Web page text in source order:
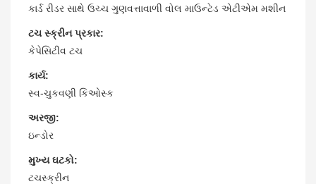
કાર્ડ રીડર સાથે ઉચ્ચ ગુણવત્તાવાળી વોલ માઉન્ટેડ એટીએમ મશીન
ટચ સ્ક્રીન પ્રકાર:
કેપેસિટીવ ટચ
કાર્ય:
સ્વ-ચુકવણી કિઓસ્ક
અરજી:
ઇન્ડોર
મુખ્ય ઘટકો:
ટચસ્ક્રીન